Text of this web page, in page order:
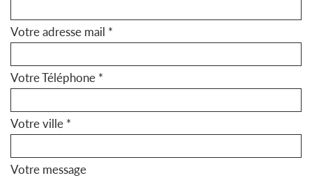
Votre adresse mail *
Votre Téléphone *
Votre ville *
Votre message